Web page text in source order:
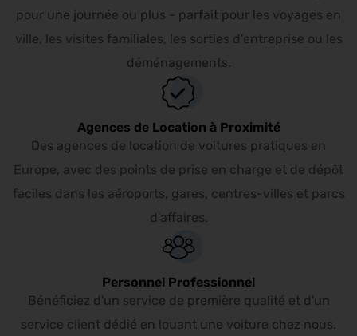
pour une journée ou plus - parfait pour les voyages en
ville, les visites familiales, les sorties d'entreprise ou les
déménagements.
Agences de Location à Proximité
Des agences de location de voitures pratiques en
Europe, avec des points de prise en charge et de dépôt
faciles dans les aéroports, gares, centres-villes et parcs
d'affaires.
Personnel Professionnel
Bénéficiez d'un service de première qualité et d'un
service client dédié en louant une voiture chez nous.